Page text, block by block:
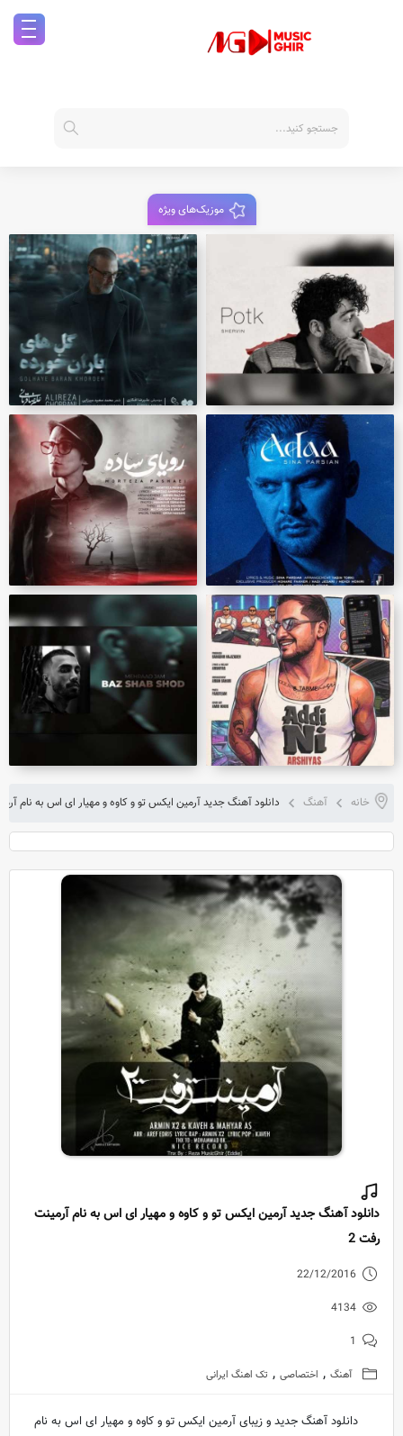
موزیک‌های ویژه
خانه آهنگ دانلود آهنگ جدید آرمین ایکس تو و کاوه و مهیار ای اس به نام
دانلود آهنگ جدید آرمین ایکس تو و کاوه و مهیار ای اس به نام آرمینت
رفت 2
22/12/2016
4134
1
آهنگ , اختصاصی , تک اهنگ ایرانی
دانلود آهنگ جدید و زیبای آرمین ایکس تو و کاوه و مهیار ای اس به نام